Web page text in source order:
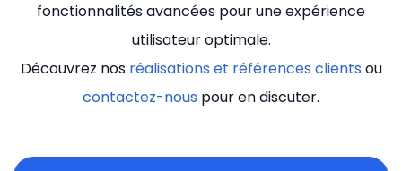
fonctionnalités avancées pour une expérience
utilisateur optimale.
Découvrez nos réalisations et références clients ou
contactez-nous pour en discuter.